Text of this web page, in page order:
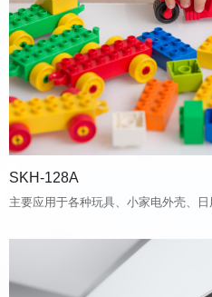
SKH-128A
主要应用于各种玩具、小家电外壳、日